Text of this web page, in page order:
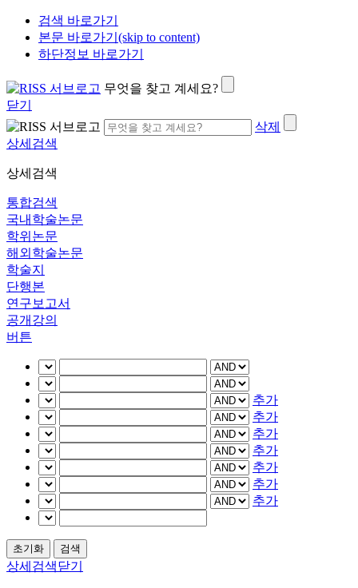
검색 바로가기
본문 바로가기(skip to content)
하단정보 바로가기
무엇을 찾고 계세요?
닫기
삭제
상세검색
상세검색
통합검색
국내학술논문
학위논문
해외학술논문
학술지
단행본
연구보고서
공개강의
버튼
추가
추가
추가
추가
추가
추가
추가
상세검색닫기